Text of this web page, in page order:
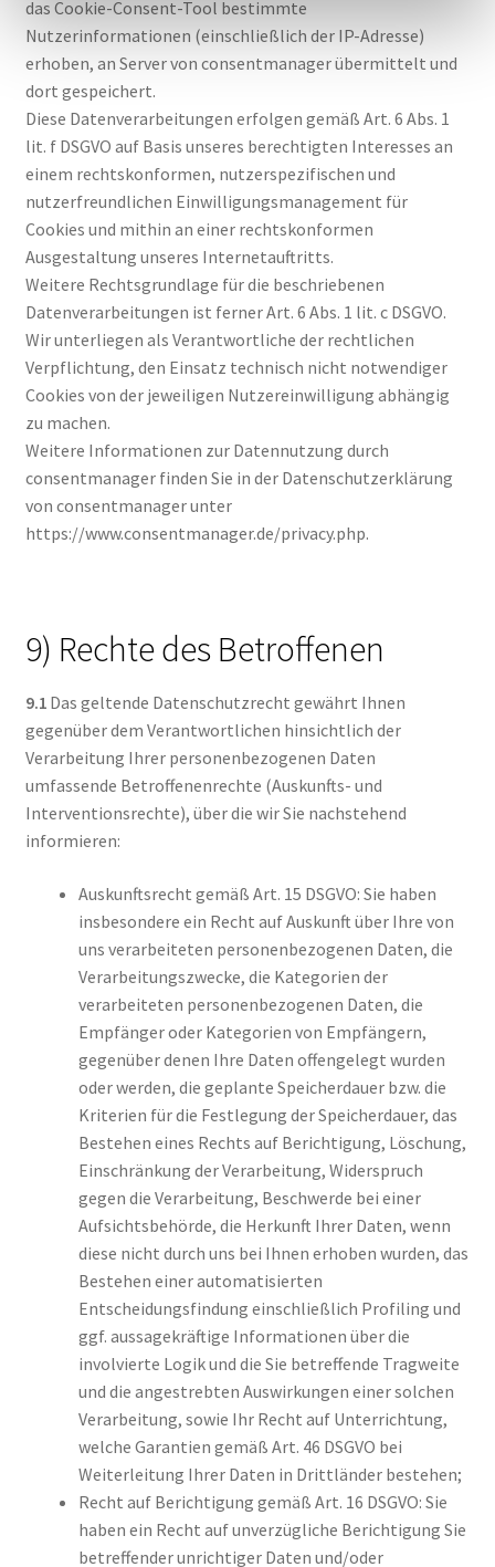
das Cookie-Consent-Tool bestimmte
Nutzerinformationen (einschließlich der IP-Adresse)
erhoben, an Server von consentmanager übermittelt und
dort gespeichert.
Diese Datenverarbeitungen erfolgen gemäß Art. 6 Abs. 1
lit. f DSGVO auf Basis unseres berechtigten Interesses an
einem rechtskonformen, nutzerspezifischen und
nutzerfreundlichen Einwilligungsmanagement für
Cookies und mithin an einer rechtskonformen
Ausgestaltung unseres Internetauftritts.
Weitere Rechtsgrundlage für die beschriebenen
Datenverarbeitungen ist ferner Art. 6 Abs. 1 lit. c DSGVO.
Wir unterliegen als Verantwortliche der rechtlichen
Verpflichtung, den Einsatz technisch nicht notwendiger
Cookies von der jeweiligen Nutzereinwilligung abhängig
zu machen.
Weitere Informationen zur Datennutzung durch
consentmanager finden Sie in der Datenschutzerklärung
von consentmanager unter
https://www.consentmanager.de/privacy.php.
9) Rechte des Betroffenen
9.1 Das geltende Datenschutzrecht gewährt Ihnen
gegenüber dem Verantwortlichen hinsichtlich der
Verarbeitung Ihrer personenbezogenen Daten
umfassende Betroffenenrechte (Auskunfts- und
Interventionsrechte), über die wir Sie nachstehend
informieren:
Auskunftsrecht gemäß Art. 15 DSGVO: Sie haben
insbesondere ein Recht auf Auskunft über Ihre von
uns verarbeiteten personenbezogenen Daten, die
Verarbeitungszwecke, die Kategorien der
verarbeiteten personenbezogenen Daten, die
Empfänger oder Kategorien von Empfängern,
gegenüber denen Ihre Daten offengelegt wurden
oder werden, die geplante Speicherdauer bzw. die
Kriterien für die Festlegung der Speicherdauer, das
Bestehen eines Rechts auf Berichtigung, Löschung,
Einschränkung der Verarbeitung, Widerspruch
gegen die Verarbeitung, Beschwerde bei einer
Aufsichtsbehörde, die Herkunft Ihrer Daten, wenn
diese nicht durch uns bei Ihnen erhoben wurden, das
Bestehen einer automatisierten
Entscheidungsfindung einschließlich Profiling und
ggf. aussagekräftige Informationen über die
involvierte Logik und die Sie betreffende Tragweite
und die angestrebten Auswirkungen einer solchen
Verarbeitung, sowie Ihr Recht auf Unterrichtung,
welche Garantien gemäß Art. 46 DSGVO bei
Weiterleitung Ihrer Daten in Drittländer bestehen;
Recht auf Berichtigung gemäß Art. 16 DSGVO: Sie
haben ein Recht auf unverzügliche Berichtigung Sie
betreffender unrichtiger Daten und/oder